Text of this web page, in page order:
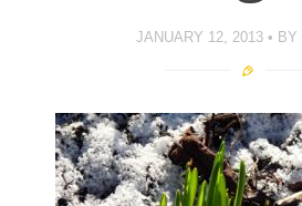
JANUARY 12, 2013 BY